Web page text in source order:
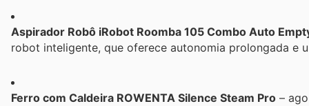
Aspirador Robô iRobot Roomba 105 Combo Auto
robot inteligente, que oferece autonomia prolongada e
Ferro com Caldeira ROWENTA Silence Steam Pro –